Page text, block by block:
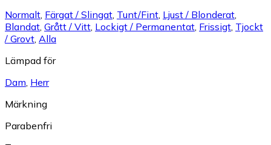
Normalt, Färgat / Slingat, Tunt/Fint, Ljust / Blonderat,
Blandat, Grått / Vitt, Lockigt / Permanentat, Frissigt, Tjockt
/ Grovt, Alla
Lämpad för
Dam, Herr
Märkning
Parabenfri